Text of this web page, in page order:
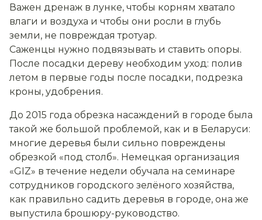
Важен дренаж в лунке, чтобы корням хватало
влаги и воздуха и чтобы они росли в глубь
земли, не повреждая тротуар.
Саженцы нужно подвязывать и ставить опоры.
После посадки дереву необходим уход: полив
летом в первые годы после посадки, подрезка
кроны, удобрения.
До 2015 года обрезка насаждений в городе была
такой же большой проблемой, как и в Беларуси:
многие деревья были сильно повреждены
обрезкой «под столб». Немецкая организация
«GIZ» в течение недели обучала на семинаре
сотрудников городского зелёного хозяйства,
как правильно садить деревья в городе, она же
выпустила брошюру-руководство.